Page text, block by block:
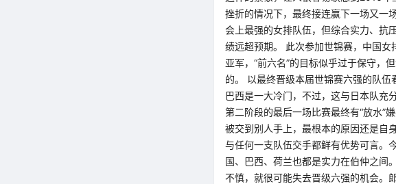
挫折的情况下，最终接连赢下一场又一
会上最强的女排队伍，但综合实力、抗
绩远超预期。 此次参加世锦赛，中国
亚军，“前六名”的目标似乎过于保守，
的。 以最终晋级本届世锦赛六强的队
巴西是一大冷门，不过，这与日本队充
第二阶段的最后一场比赛最终有“放水”
被交到别人手上，最根本的原因还是自
与任何一支队伍交手都鲜有优势可言。
国、巴西、荷兰也都是实力在伯仲之间
不慎，就很可能失去晋级六强的机会。